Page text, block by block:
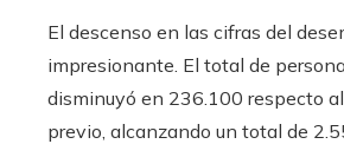
El descenso en las cifras del
impresionante. El total de
disminuyó en 236.100 respecto
previo, alcanzando un total de